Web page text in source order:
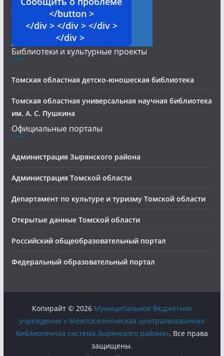
</button >
</div > </div > </div >
</div >
Библиотеки и культурные проекты
Томская областная детско-юношеская библиотека
Томская областная универсальная научная библиотека
им. А. С. Пушкина
Официальные порталы
Администрация Зырянского района
Администрация Томской области
Департамент по культуре и туризму Томской области
Открытые данные Томской области
Российский общеобразовательный портал
Федеральный образовательный портал
Копирайт © 2026 Муниципальное бюджетное
учреждение « Межпоселенческая централизованная
библиотечная система Зырянского района». Все права
защищены.